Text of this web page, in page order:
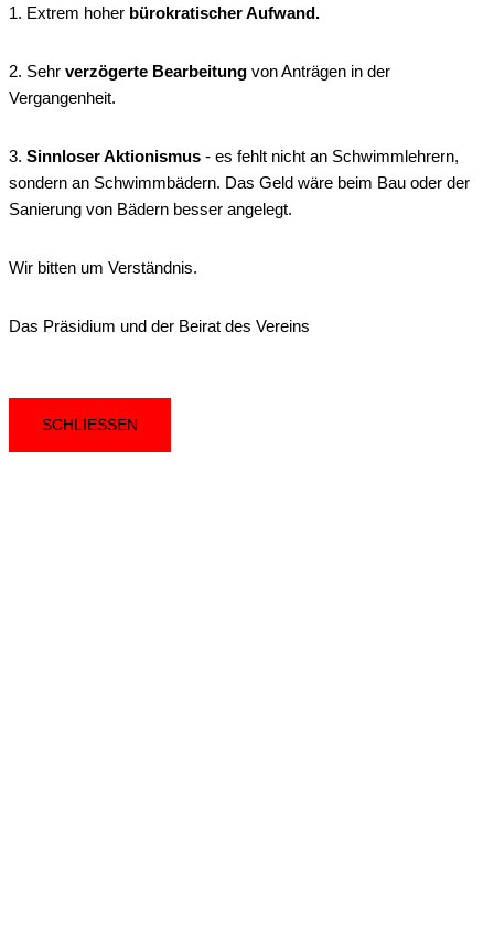
1. Extrem hoher bürokratischer Aufwand.
2. Sehr verzögerte Bearbeitung von Anträgen in der
Vergangenheit.
3. Sinnloser Aktionismus - es fehlt nicht an Schwimmlehrern,
sondern an Schwimmbädern. Das Geld wäre beim Bau oder der
Sanierung von Bädern besser angelegt.
Wir bitten um Verständnis.
Das Präsidium und der Beirat des Vereins
SCHLIESSEN